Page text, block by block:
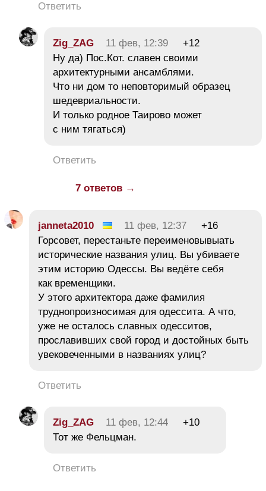
Ответить
Zig_ZAG 11 фев, 12:39
+12
Ну да) Пос.Кот. славен своими
архитектурными ансамблями.
Что ни дом то неповторимый образец
шедевриальности.
И только родное Таирово может
с ним тягаться)
Ответить
7 ответов →
janneta2010 11 фев, 12:37
+16
Горсовет, перестаньте переименовывыать
исторические названия улиц. Вы убиваете
этим историю Одессы. Вы ведёте себя
как временщики.
У этого архитектора даже фамилия
труднопроизносимая для одессита. А что,
уже не осталось славных одесситов,
прославивших свой город и достойных быть
увековеченными в названиях улиц?
Ответить
Zig_ZAG 11 фев, 12:44
+10
Тот же Фельцман.
Ответить